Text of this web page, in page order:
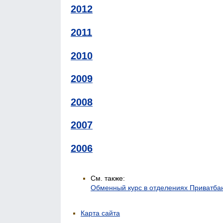
2012
2011
2010
2009
2008
2007
2006
См. также:
Обменный курс в отделениях
Карта сайта